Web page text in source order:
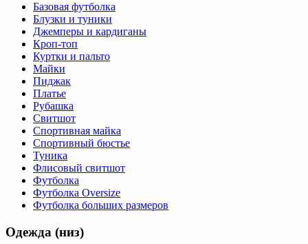
Базовая футболка
Блузки и туники
Джемперы и кардиганы
Кроп-топ
Куртки и пальто
Майки
Пиджак
Платье
Рубашка
Свитшот
Спортивная майка
Спортивный бюстье
Туника
Флисовый свитшот
Футболка
Футболка Oversize
Футболка больших размеров
Одежда (низ)